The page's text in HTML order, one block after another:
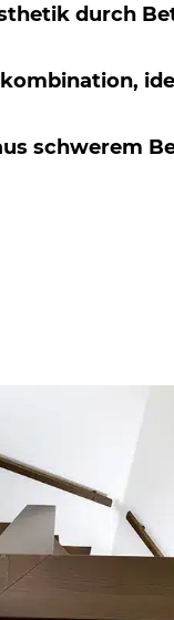
durch
schwerem